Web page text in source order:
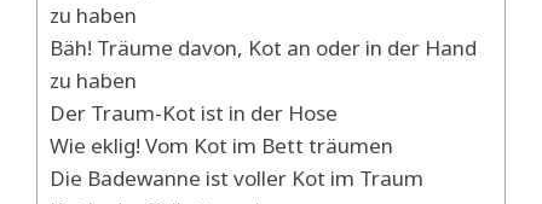
zu haben
Bäh! Träume davon, Kot an oder in der Hand
zu haben
Der Traum-Kot ist in der Hose
Wie eklig! Vom Kot im Bett träumen
Die Badewanne ist voller Kot im Traum